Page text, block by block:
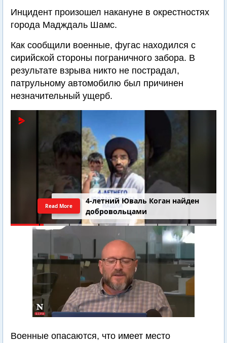
Инцидент произошел накануне в окрестностях
города Мадждаль Шамс.
Как сообщили военные, фугас находился с
сирийской стороны пограничного забора. В
результате взрыва никто не пострадал,
патрульному автомобилю был причинен
незначительный ущерб.
4-летний Юваль Коган найден
добровольцами
Read More
Военные опасаются, что имеет место